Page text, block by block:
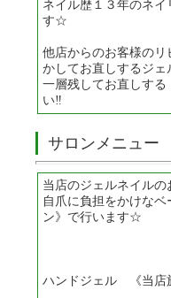
ネイル歴１３年のネ
す☆
他店からのお客様の
かしてお直しするジ
一層残してお直しす
い‼
サロンメニュー
当店のジェルネイル
自爪に負担をかけな
ン》で行います☆
ハンドジェル 《当店